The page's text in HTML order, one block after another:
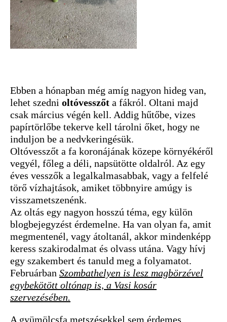
Ebben a hónapban még amíg nagyon hideg van,
lehet szedni oltóvesszőt a fákról. Oltani majd
csak március végén kell. Addig hűtőbe, vizes
papírtörlőbe tekerve kell tárolni őket, hogy ne
induljon be a nedvkeringésük.
Oltóvesszőt a fa koronájának közepe környékéről
vegyél, főleg a déli, napsütötte oldalról. Az egy
éves vesszők a legalkalmasabbak, vagy a felfelé
törő vízhajtások, amiket többnyire amúgy is
visszametszenénk.
Az oltás egy nagyon hosszú téma, egy külön
blogbejegyzést érdemelne. Ha van olyan fa, amit
megmentenél, vagy átoltanál, akkor mindenképp
keress szakirodalmat és olvass utána. Vagy hívj
egy szakembert és tanuld meg a folyamatot.
Februárban Szombathelyen is lesz magbörzével
egybekötött oltónap is, a Vasi kosár
szervezésében.
A gyümölcsfa metszésekkel sem érdemes